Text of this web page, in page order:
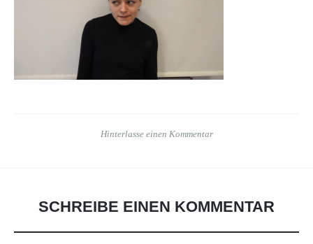
Hinterlasse einen Kommentar
SCHREIBE EINEN KOMMENTAR